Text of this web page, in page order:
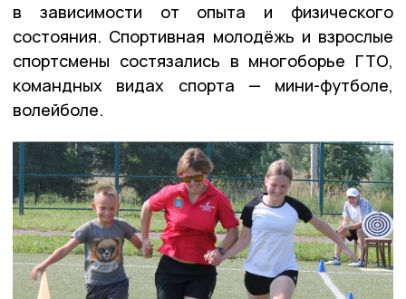
в зависимости от опыта и физического
состояния. Спортивная молодёжь и взрослые
спортсмены состязались в многоборье ГТО,
командных видах спорта — мини-футболе,
волейболе.